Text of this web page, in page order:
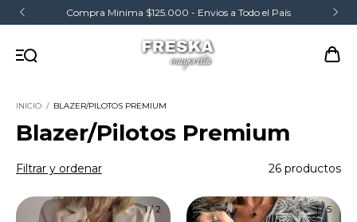
Compra Minima $125.000 - Envios a Todo el País
INICIO / BLAZER/PILOTOS PREMIUM
Blazer/Pilotos Premium
Filtrar y ordenar 26 productos
1/2 1/5